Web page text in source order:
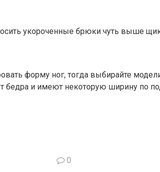
укороченные брюки чуть выше
форму ног, тогда выбирайте
бедра и имеют некоторую ширину по
0